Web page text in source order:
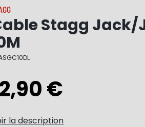
Stagg
€
la description